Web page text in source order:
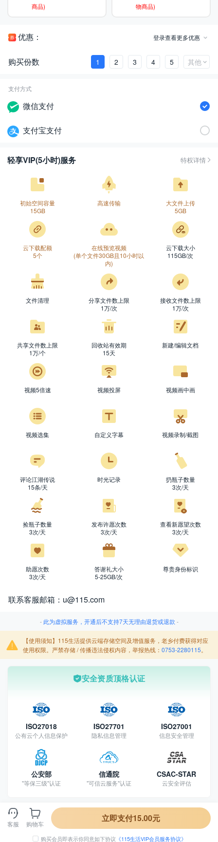
商品)
物商品)
优惠： 登录查看更多优惠
购买份数 1 2 3 4 5 其他
支付方式
微信支付
支付宝支付
轻享VIP(5小时)服务 特权详情
初始空间容量
15GB
高速传输
大文件上传
5GB
云下载配额
5个
在线预览视频
(单个文件30GB且10小时以
内)
云下载大小
115GB/次
文件清理
分享文件数上限
1万/次
接收文件数上限
1万/次
共享文件数上限
1万/个
回收站有效期
15天
新建/编辑文档
视频5倍速 视频投屏 视频画中画
视频选集 自定义字幕 视频录制/截图
评论江湖传说
15条/天
时光记录
扔瓶子数量
3次/天
捡瓶子数量
3次/天
发布许愿次数
3次/天
查看新愿望次数
3次/天
助愿次数
3次/天
答谢礼大小
5-25GB/次
尊贵身份标识
联系客服邮箱： u@115.com
- 此为虚拟服务，开通后不支持7天无理由退货或退款 -
【使用须知】115生活提供云端存储空间及增值服务，老乡付费获得对应
使用权限。严禁存储 / 传播违法侵权内容，举报热线： 0753-2280115。
安全资质顶格认证
ISO27018
公有云个人信息保护
ISO27701
隐私信息管理
ISO27001
信息安全管理
公安部
"等保三级"认证
信通院
"可信云服务"认证
CSAC-STAR
云安全评估
客服 购物车
立即支付15.00元
购买会员即表示你同意如下协议 《115生活VIP会员服务协议》